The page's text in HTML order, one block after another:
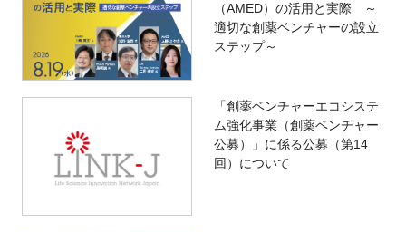
（AMED）の活用と実際 ～
適切な創薬ベンチャーの設立
ステップ～
「創薬ベンチャーエコシステ
ム強化事業（創薬ベンチャー
公募）」に係る公募（第14
回）について